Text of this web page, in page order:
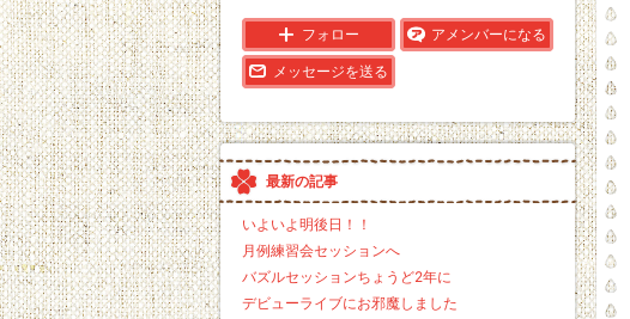
フォロー アメンバーになる
メッセージを送る
最新の記事
いよいよ明後日！！
月例練習会セッションへ
バズルセッションちょうど2年に
デビューライブにお邪魔しました